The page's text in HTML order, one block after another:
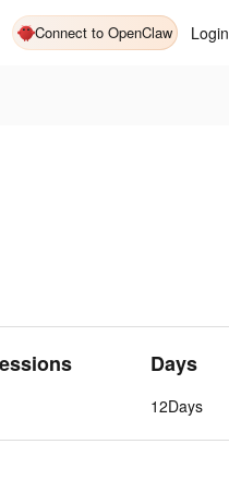
Connect to OpenClaw Login
Days
12Days